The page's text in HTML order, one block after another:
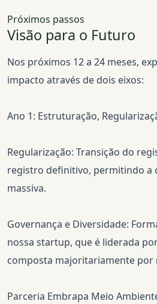
Próximos passos
Visão para o Futuro
Nos próximos 12 a 24 meses,
impacto através de dois eixos:
Ano 1: Estruturação,
Regularização: Transição do
registro definitivo, permitindo a
massiva.
Governança e Diversidade:
nossa startup, que é liderada
composta majoritariamente por
Parceria Embrapa Meio